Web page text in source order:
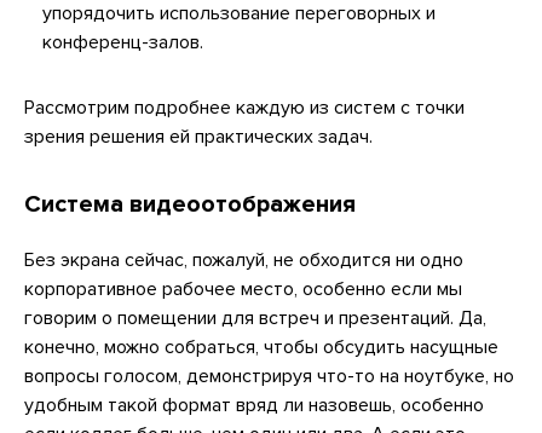
упорядочить использование переговорных и
конференц-залов.
Рассмотрим подробнее каждую из систем с точки
зрения решения ей практических задач.
Система видеоотображения
Без экрана сейчас, пожалуй, не обходится ни одно
корпоративное рабочее место, особенно если мы
говорим о помещении для встреч и презентаций. Да,
конечно, можно собраться, чтобы обсудить насущные
вопросы голосом, демонстрируя что-то на ноутбуке, но
удобным такой формат вряд ли назовешь, особенно